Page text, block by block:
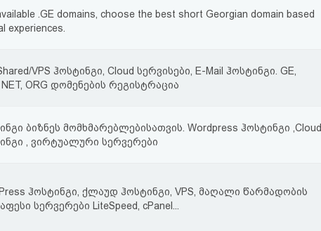
.GE domains, choose the best short Georgian domain based
experiences.
VPS ჰოსტინგი, Cloud სერვისები, E-Mail ჰოსტინგი. GE,
NET, ORG დომენების რეგისტრაცია
ბიზნეს მომხმარებლებისათვის. Wordpress ჰოსტინგი ,Cloud
, ვირტუალური სერვერები
ჰოსტინგი, ქლაუდ ჰოსტინგი, VPS, მაღალი წარმადობის
სერვერები LiteSpeed, cPanel...